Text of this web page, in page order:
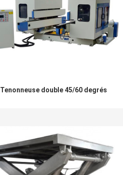
Tenonneuse double 45/60 degrés